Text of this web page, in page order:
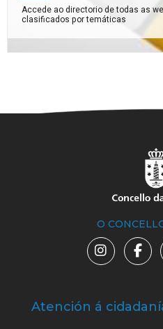
Accede ao directorio de todas as
clasificados por temáticas
O
Atención á